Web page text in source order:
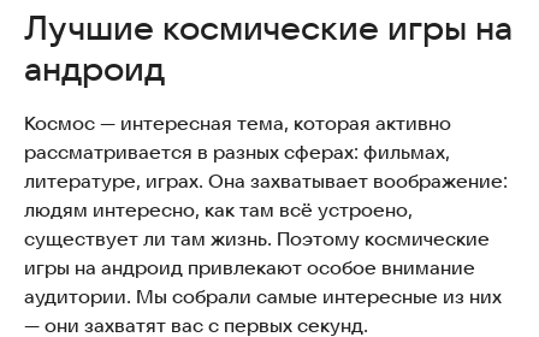
Лучшие космические игры на
андроид
Космос — интересная тема, которая активно
рассматривается в разных сферах: фильмах,
литературе, играх. Она захватывает воображение:
людям интересно, как там всё устроено,
существует ли там жизнь. Поэтому космические
игры на андроид привлекают особое внимание
аудитории. Мы собрали самые интересные из них
— они захватят вас с первых секунд.